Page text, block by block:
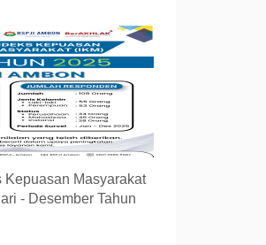
Kepuasan Masyarakat
- Desember Tahun